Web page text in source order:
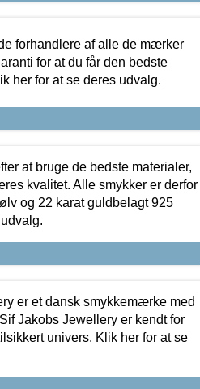
forhandlere af alle de mærker
for at du får den bedste
her for at se deres udvalg.
at bruge de bedste materialer,
kvalitet. Alle smykker er derfor
og 22 karat guldbelagt 925
er et dansk smykkemærke med
Jakobs Jewellery er kendt for
univers. Klik her for at se